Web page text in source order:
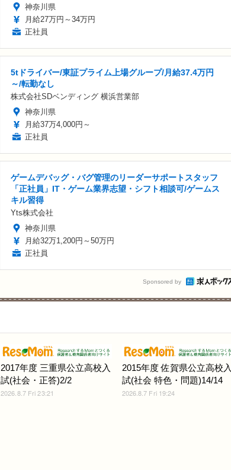
神奈川県
月給27万円～34万円
正社員
5tドライバー/東証プライム上場グループ/月給37.4万円
～/転勤なし
株式会社SDベンディング 横浜営業部
神奈川県
月給37万4,000円～
正社員
ゲームデバッグ・バグ管理のリーダーサポートスタッフ
「正社員」IT・ゲーム業界志望・シフト相談可/ゲームス
キル習得
Yts株式会社
神奈川県
月給32万1,200円～50万円
正社員
Sponsored by
2017年度 三重県公立高校入
試(社会・正答)2/2
2026.8.7 Fri 23:21
2015年度 佐賀県公立高校入
試(社会 特色・問題)14/14
2026.8.7 Fri 19:24